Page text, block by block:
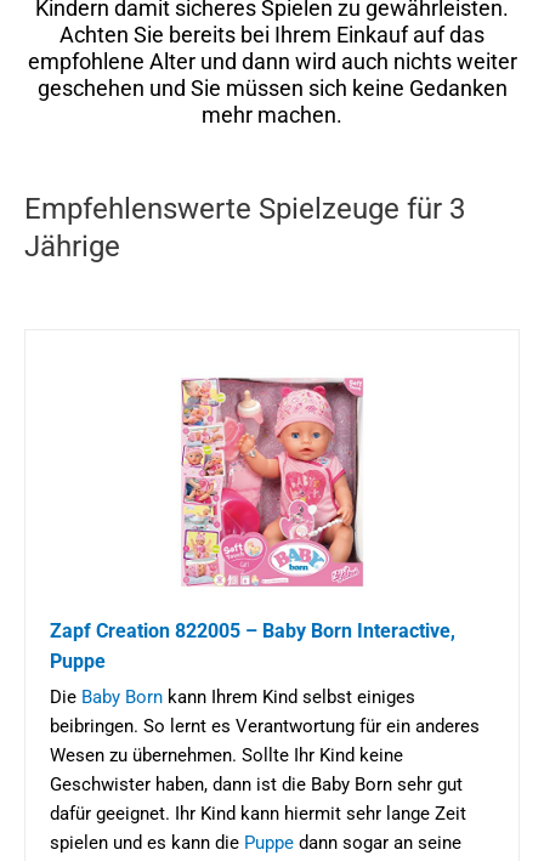
Kindern damit sicheres Spielen zu gewährleisten.
Achten Sie bereits bei Ihrem Einkauf auf das
empfohlene Alter und dann wird auch nichts weiter
geschehen und Sie müssen sich keine Gedanken
mehr machen.
Empfehlenswerte Spielzeuge für 3
Jährige
Zapf Creation 822005 – Baby Born Interactive,
Puppe
Die Baby Born kann Ihrem Kind selbst einiges
beibringen. So lernt es Verantwortung für ein anderes
Wesen zu übernehmen. Sollte Ihr Kind keine
Geschwister haben, dann ist die Baby Born sehr gut
dafür geeignet. Ihr Kind kann hiermit sehr lange Zeit
spielen und es kann die Puppe dann sogar an seine